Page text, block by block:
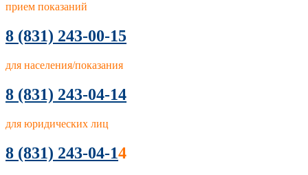
прием показаний
8 (831) 243-00-15
для населения/показания
8 (831) 243-04-14
для юридических лиц
8 (831) 243-04-14